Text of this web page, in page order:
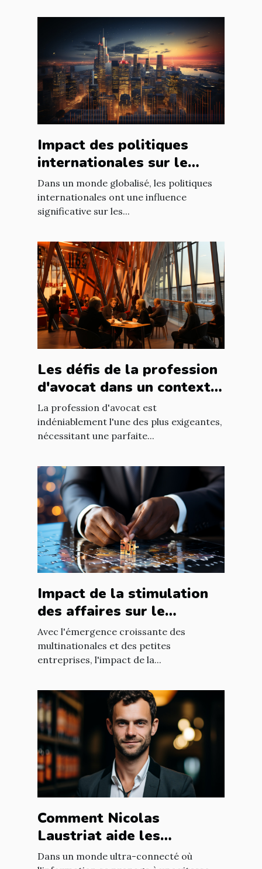
Impact des politiques
internationales sur le
marché immobilier
français
Dans un monde globalisé, les politiques
internationales ont une influence
significative sur les...
Les défis de la profession
d'avocat dans un contexte
international à Nantes
La profession d'avocat est
indéniablement l'une des plus exigeantes,
nécessitant une parfaite...
Impact de la stimulation
des affaires sur le
développement
économique mondial
Avec l'émergence croissante des
multinationales et des petites
entreprises, l'impact de la...
Comment Nicolas
Laustriat aide les
entreprises à améliorer
Dans un monde ultra-connecté où